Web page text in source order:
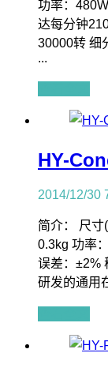
功率：
达每分钟
30000转 细
...
HY-
2014/12/30
简介： 尺寸
0.3kg 功率
误差：±2%
研发的通用